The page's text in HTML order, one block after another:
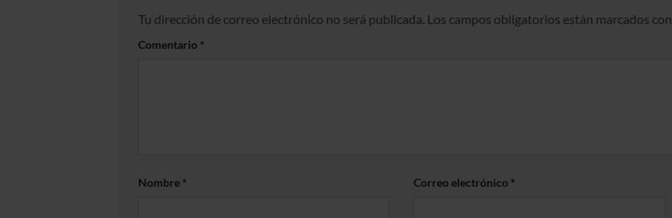
Tu dirección de correo electrónico no será publicada. Los campos obligatorios están marcados con
Comentario *
Nombre * Correo electrónico *